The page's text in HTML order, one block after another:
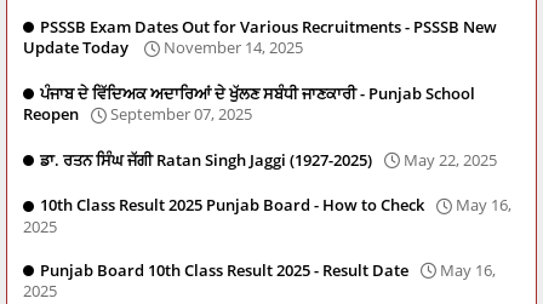
PSSSB Exam Dates Out for Various Recruitments - PSSSB New
Update Today
November 14, 2025
ਪੰਜਾਬ ਦੇ ਵਿੱਦਿਅਕ ਅਦਾਰਿਆਂ ਦੇ ਖੁੱਲਣ ਸਬੰਧੀ ਜਾਣਕਾਰੀ - Punjab School
Reopen
September 07, 2025
ਡਾ. ਰਤਨ ਸਿੰਘ ਜੱਗੀ Ratan Singh Jaggi (1927-2025) May 22, 2025
10th Class Result 2025 Punjab Board - How to Check
May 16,
2025
Punjab Board 10th Class Result 2025 - Result Date
May 16,
2025